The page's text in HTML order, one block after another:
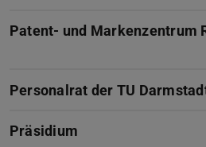
Patent- und Markenzentrum
Personalrat der TU
Präsidium